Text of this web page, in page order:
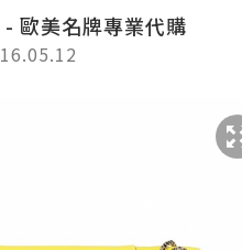
歐美名牌專業代購